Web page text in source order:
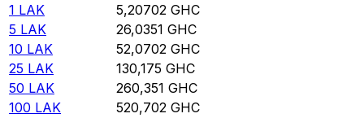
1 LAK 5,20702 GHC
5 LAK 26,0351 GHC
10 LAK 52,0702 GHC
25 LAK 130,175 GHC
50 LAK 260,351 GHC
100 LAK 520,702 GHC